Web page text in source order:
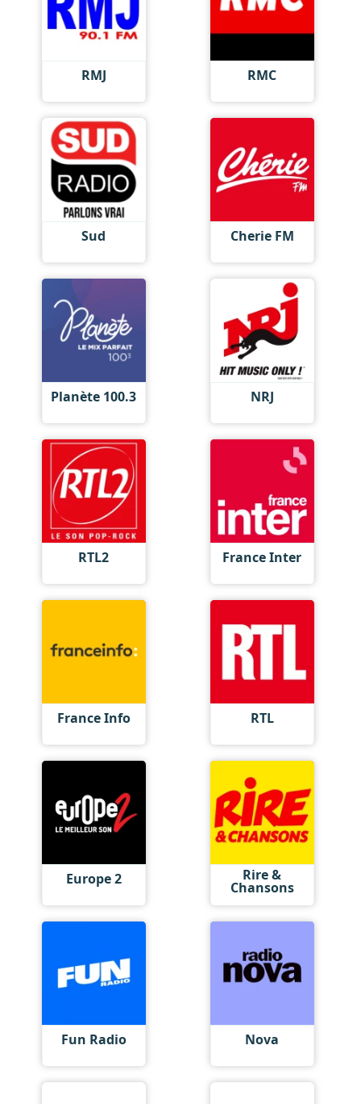
RMJ RMC
Sud Cherie FM
Planète 100.3 NRJ
RTL2 France Inter
France Info RTL
Europe 2 Rire &
Chansons
Fun Radio Nova